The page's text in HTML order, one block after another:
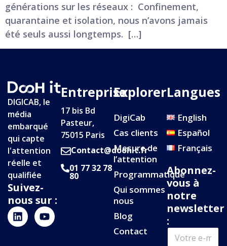
générations sur les réseaux : Confinement,
quarantaine et isolation, nous n’avons jamais
été seuls aussi longtemps. […]
DIGICAB, le
média
embarqué
qui capte
l'attention
réelle et
qualifiée
Suivez-
nous sur :
Entreprise
17 bis Bd
Pasteur,
75015 Paris
Contact@doohit.fr
01 77 32 78
80
Explorer
DigiCab
Cas clients
Mesure de
l’attention
Programmatique
Qui sommes
nous
Blog
Contact
Langues
English
Español
Français
Abonnez-
vous à
notre
newsletter
:
eV